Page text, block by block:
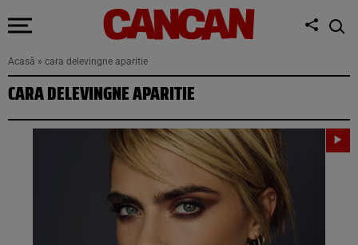
Acasă » cara delevingne aparitie
CARA DELEVINGNE APARITIE